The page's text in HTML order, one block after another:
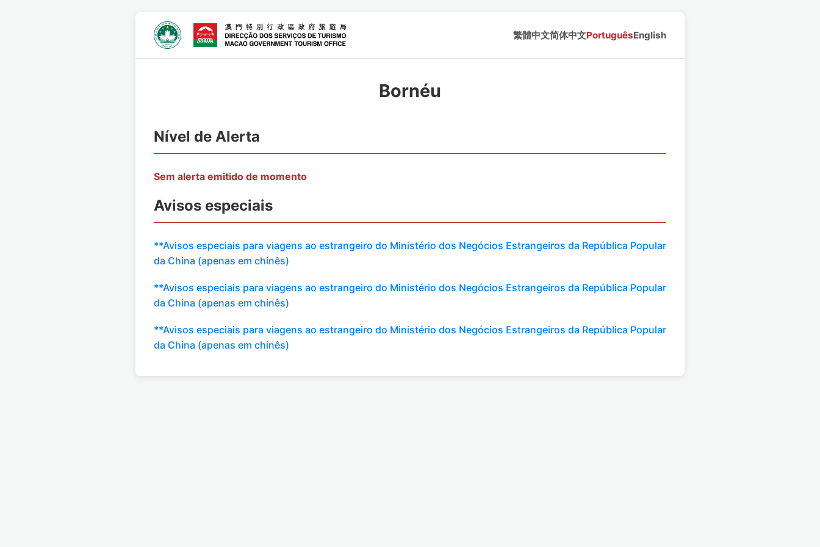
繁體中文简体中文PortuguêsEnglish
Bornéu
Nível de Alerta
Sem alerta emitido de momento
Avisos especiais
**Avisos especiais para viagens ao estrangeiro do Ministério dos Negócios Estrangeiros da República Popular
da China (apenas em chinês)
**Avisos especiais para viagens ao estrangeiro do Ministério dos Negócios Estrangeiros da República Popular
da China (apenas em chinês)
**Avisos especiais para viagens ao estrangeiro do Ministério dos Negócios Estrangeiros da República Popular
da China (apenas em chinês)